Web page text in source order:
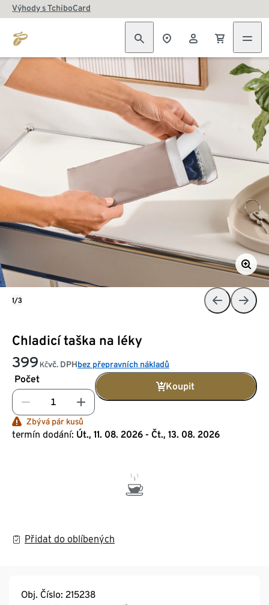
Výhody s TchiboCard
Chladicí taška na léky
399 Kčvč. DPHbez přepravních nákladů
Počet
Koupit
Zbývá pár kusů
termín dodání: Út., 11. 08. 2026 - Čt., 13. 08. 2026
Přidat do oblíbených
1/3
Obj. Číslo: 215238